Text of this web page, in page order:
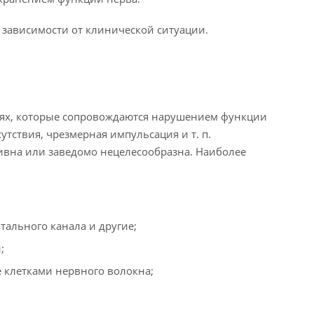
от клинической ситуации.
которые сопровождаются нарушением функции
чрезмерная импульсация и т. п.
или заведомо нецелесообразна. Наиболее
канала и другие;
нервного волокна;